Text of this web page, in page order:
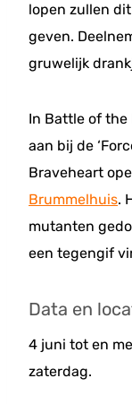
lopen zullen
geven.
gruwelijk
In Battle of
aan bij de
Braveheart
Brummelhuis.
mutanten
een tegengif
Data en
4 juni tot en
zaterdag.